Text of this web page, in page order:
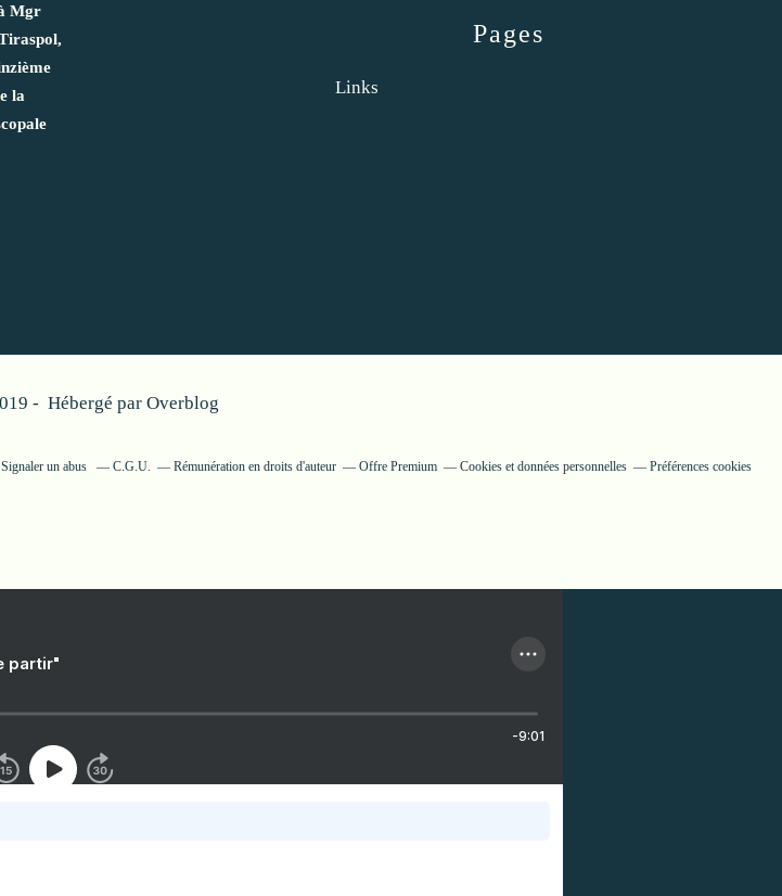
Mgr
la
Pages
Links
- Hébergé par Overblog
Signaler un abus C.G.U. Rémunération en droits d'auteur Offre Premium Cookies et données personnelles Préférences cookies
partir"
-9:01